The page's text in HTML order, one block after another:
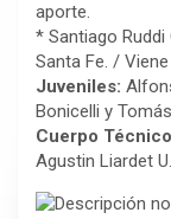
aporte.
* Santiago
Santa Fe. /
Juveniles:
Bonicelli y
Cuerpo
Agustin Liardet